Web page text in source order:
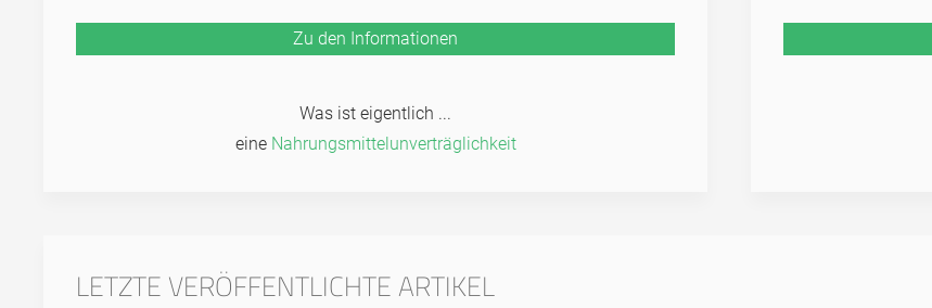
Zu den Informationen
Was ist eigentlich ...
eine Nahrungs­mittel­unver­träglich­keit
LETZTE VERÖFFENTLICHTE ARTIKEL